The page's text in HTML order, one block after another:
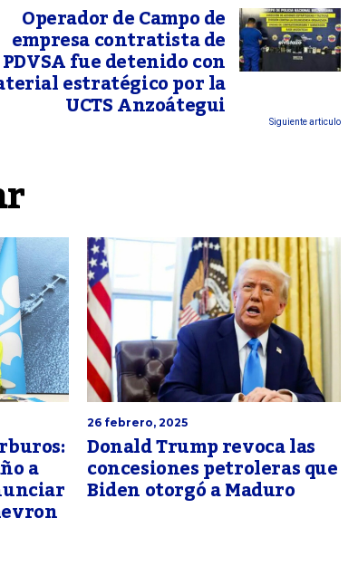
Operador de Campo de
empresa contratista de
PDVSA fue detenido con
estratégico por la
UCTS Anzoátegui Siguiente articulo
a
26 febrero, 2025
Donald Trump revoca las
concesiones petroleras que
Biden otorgó a Maduro